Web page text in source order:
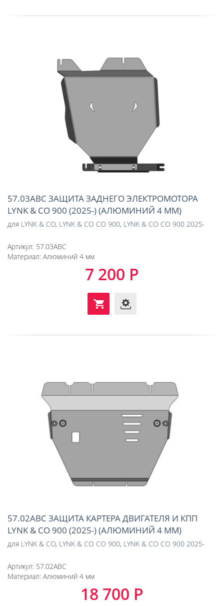
57.03ABC ЗАЩИТА ЗАДНЕГО ЭЛЕКТРОМОТОРА
LYNK & CO 900 (2025-) (АЛЮМИНИЙ 4 ММ)
для LYNK & CO, LYNK & CO CO 900, LYNK & CO CO 900 2025-
Артикул: 57.03ABC
Материал: Алюминий 4 мм
7 200 Р
57.02ABC ЗАЩИТА КАРТЕРА ДВИГАТЕЛЯ И КПП
LYNK & CO 900 (2025-) (АЛЮМИНИЙ 4 ММ)
для LYNK & CO, LYNK & CO CO 900, LYNK & CO CO 900 2025-
Артикул: 57.02ABC
Материал: Алюминий 4 мм
18 700 Р